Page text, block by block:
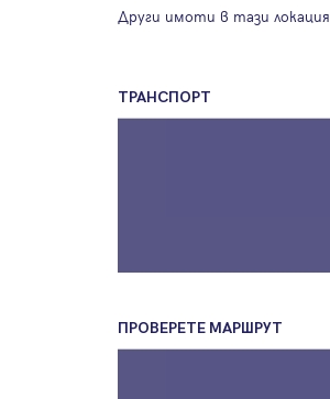
Други имоти в тази локация
ТРАНСПОРТ
ПРОВЕРЕТЕ МАРШРУТ